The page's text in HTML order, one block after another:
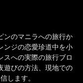
ンのマニラへの旅行か
ンジの恋愛珍道中を小
スへの実際の旅行ブロ
遊びの方法、現地での
します。